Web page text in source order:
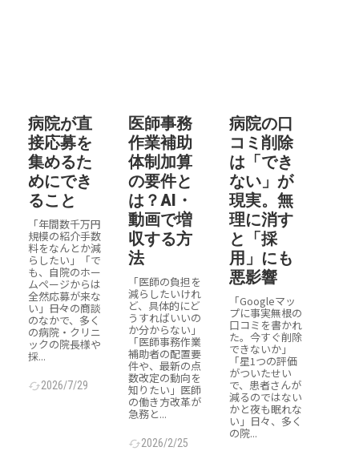
病院が直
接応募を
集めるた
めにでき
ること
「年間数千万円
規模の紹介手数
料をなんとか減
らしたい」「で
も、自院のホー
ムページからは
全然応募が来な
い」――日々の商談
のなかで、多く
の病院・クリニ
ックの院長様や
採...
cached2026/7/29
医師事務
作業補助
体制加算
の要件と
は？AI・
動画で増
収する方
法
「医師の負担を
減らしたいけれ
ど、具体的にど
うすればいいの
か分からない」
「医師事務作業
補助者の配置要
件や、最新の点
数改定の動向を
知りたい」医師
の働き方改革が
急務と...
cached2026/2/25
病院の口
コミ削除
は「でき
ない」が
現実。無
理に消す
と「採
用」にも
悪影響
「Googleマッ
プに事実無根の
口コミを書かれ
た。今すぐ削除
できないか」
「星1つの評価
がついたせい
で、患者さんが
減るのではない
かと夜も眠れな
い」日々、多く
の院...